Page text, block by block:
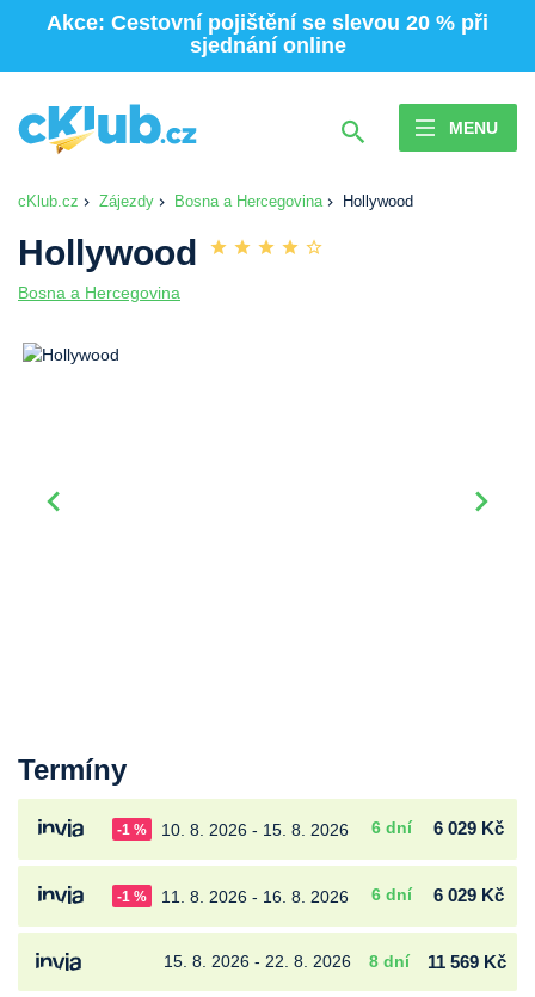
Akce: Cestovní pojištění se slevou 20 % při
sjednání online
MENU
cKlub.cz Zájezdy Bosna a Hercegovina Hollywood
Hollywood
Bosna a Hercegovina
Termíny
-1 % 10. 8. 2026 - 15. 8. 2026 6 dní 6 029 Kč
-1 % 11. 8. 2026 - 16. 8. 2026 6 dní 6 029 Kč
15. 8. 2026 - 22. 8. 2026 8 dní 11 569 Kč